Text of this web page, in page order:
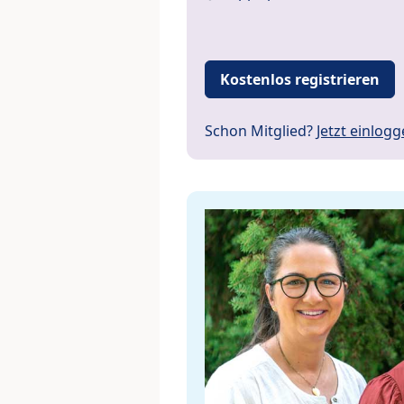
Kostenlos registrieren
Schon Mitglied? Jetzt